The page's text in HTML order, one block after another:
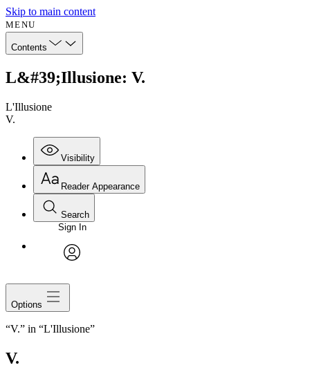
Skip to main content
MENU
Contents
L&#39;Illusione: V.
L'Illusione
V.
Visibility
Reader Appearance
Search
Sign In
Options
“V.” in “L'Illusione”
V.